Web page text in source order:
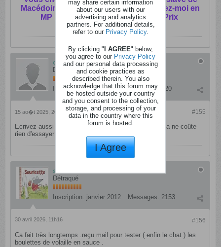
Macédoine. Rare en Belgique. Contactez-moi en
MP pour une Belle Réduction de Prix
christelle25
Dément
Inscription: janvier 2012 Messages: 920
#155
15 ao�t 2025, 20h44
Ecrivez aussi un mail pour en savoir un peu plus... Ca ne coûte
rien d'essayer
souricette
Détraqué
Inscription: janvier 2012 Messages: 2153
#156
30 avril 2026, 11h16
Ca fait très longtemps .reçu mail pour tester ( enfin le chat ) les
boulettes de volaille en sauce .
may share certain information
about our users with our
advertising and analytics
partners. For additional details,
refer to our Privacy Policy.
By clicking "I AGREE" below,
you agree to our Privacy Policy
and our personal data processing
and cookie practices as
described therein. You also
acknowledge that this forum may
be hosted outside your country
and you consent to the collection,
storage, and processing of your
data in the country where this
forum is hosted.
I Agree